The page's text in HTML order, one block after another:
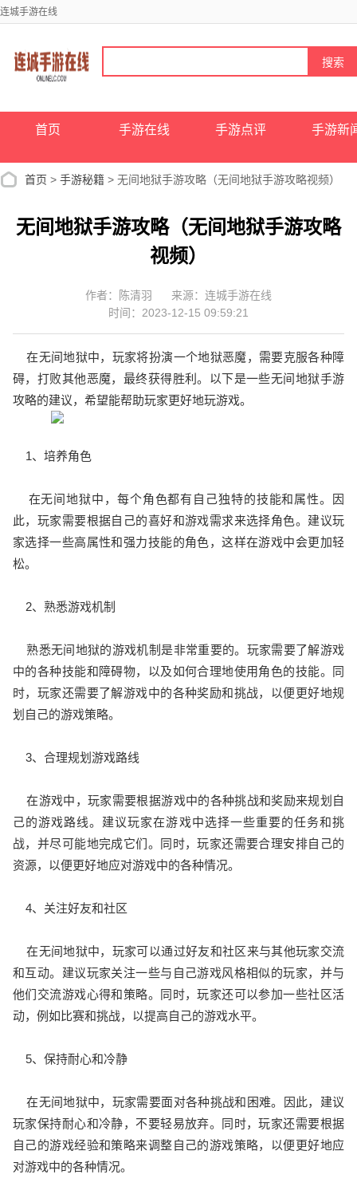
连城手游在线
首页 手游在线 手游点评 手游新
首页 > 手游秘籍 > 无间地狱手游攻略（无间地狱手游攻略视频）
无间地狱手游攻略（无间地狱手游攻略
视频）
作者：陈清羽
来源：连城手游在线
时间：2023-12-15 09:59:21
在无间地狱中，玩家将扮演一个地狱恶魔，需要克服各种障
碍，打败其他恶魔，最终获得胜利。以下是一些无间地狱手游
攻略的建议，希望能帮助玩家更好地玩游戏。
1、培养角色
在无间地狱中，每个角色都有自己独特的技能和属性。因
此，玩家需要根据自己的喜好和游戏需求来选择角色。建议玩
家选择一些高属性和强力技能的角色，这样在游戏中会更加轻
松。
2、熟悉游戏机制
熟悉无间地狱的游戏机制是非常重要的。玩家需要了解游戏
中的各种技能和障碍物，以及如何合理地使用角色的技能。同
时，玩家还需要了解游戏中的各种奖励和挑战，以便更好地规
划自己的游戏策略。
3、合理规划游戏路线
在游戏中，玩家需要根据游戏中的各种挑战和奖励来规划自
己的游戏路线。建议玩家在游戏中选择一些重要的任务和挑
战，并尽可能地完成它们。同时，玩家还需要合理安排自己的
资源，以便更好地应对游戏中的各种情况。
4、关注好友和社区
在无间地狱中，玩家可以通过好友和社区来与其他玩家交流
和互动。建议玩家关注一些与自己游戏风格相似的玩家，并与
他们交流游戏心得和策略。同时，玩家还可以参加一些社区活
动，例如比赛和挑战，以提高自己的游戏水平。
5、保持耐心和冷静
在无间地狱中，玩家需要面对各种挑战和困难。因此，建议
玩家保持耐心和冷静，不要轻易放弃。同时，玩家还需要根据
自己的游戏经验和策略来调整自己的游戏策略，以便更好地应
对游戏中的各种情况。